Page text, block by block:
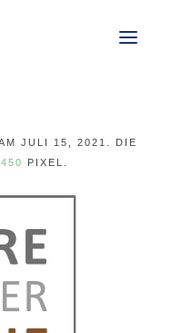
JULI 15, 2021
. DIE
PIXEL.